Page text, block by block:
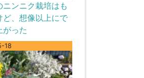
ニンニク栽培はも
ど、想像以上にで
がった
18